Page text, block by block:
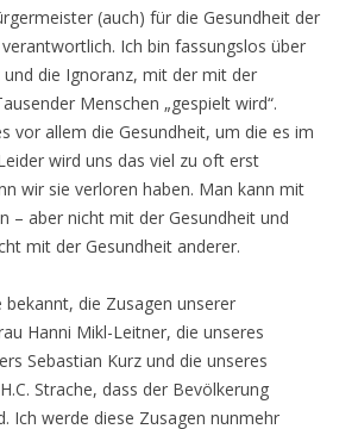
(auch) für die Gesundheit der
Ich bin fassungslos über
die Ignoranz, mit der mit der
Menschen „gespielt wird“.
vor allem die Gesundheit, um die es im
wird uns das viel zu oft erst
wir sie verloren haben. Man kann mit
– aber nicht mit der Gesundheit und
mit der Gesundheit anderer.
bekannt, die Zusagen unserer
Hanni Mikl-Leitner, die unseres
Sebastian Kurz und die unseres
Strache, dass der Bevölkerung
Ich werde diese Zusagen nunmehr